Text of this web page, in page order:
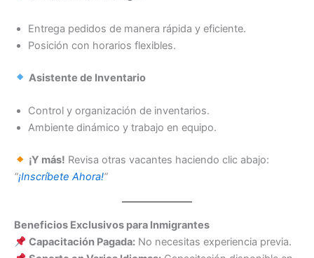
Entrega pedidos de manera rápida y eficiente.
Posición con horarios flexibles.
Asistente de Inventario
Control y organización de inventarios.
Ambiente dinámico y trabajo en equipo.
¡Y más! Revisa otras vacantes haciendo clic abajo:
“¡Inscríbete Ahora!“
Beneficios Exclusivos para Inmigrantes
Capacitación Pagada:No necesitas experiencia previa.